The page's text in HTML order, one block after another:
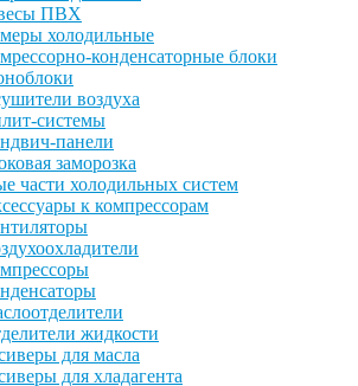
ПВХ
холодильные
конденсаторные блоки
воздуха
системы
панели
заморозка
части холодильных систем
к компрессорам
жидкости
для масла
для хладагента